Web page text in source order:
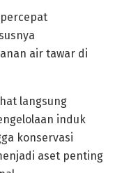
air tawar di
langsung
induk
konservasi
aset penting